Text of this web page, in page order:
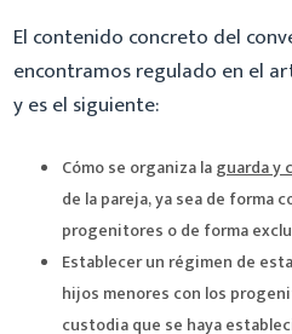
El contenido concreto del
encontramos regulado en el
y es el siguiente:
Cómo se organiza laguarda y
de la pareja, ya sea de forma
progenitores o de forma
Establecer un régimen de
hijos menores con los
custodia que se haya